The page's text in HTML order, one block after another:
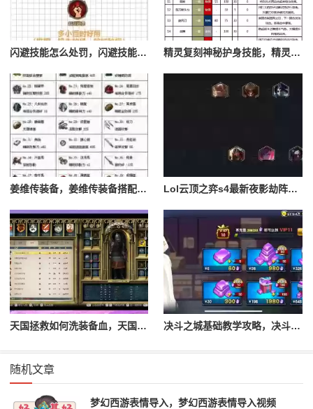
闪避技能怎么处罚，闪避技能怎么处罚队友 精灵复刻神秘护身技能，精灵复刻攻略
姜维传装备，姜维传装备搭配一览表最新 Lol云顶之弈s4最新夜影劫阵容搭配，云顶之奕夜影劫阵容
天国拯救如何洗装备血，天国拯救怎么洗衣服 决斗之城基础教学攻略，决斗之城教学攻略2111
随机文章
梦幻西游表情导入，梦幻西游表情导入视频